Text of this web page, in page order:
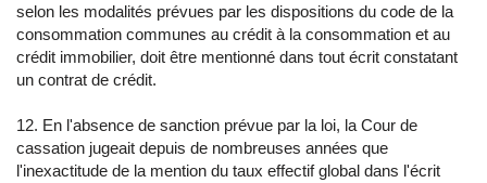
selon les modalités prévues par les dispositions du code de la
consommation communes au crédit à la consommation et au
crédit immobilier, doit être mentionné dans tout écrit constatant
un contrat de crédit.
12. En l'absence de sanction prévue par la loi, la Cour de
cassation jugeait depuis de nombreuses années que
l'inexactitude de la mention du taux effectif global dans l'écrit